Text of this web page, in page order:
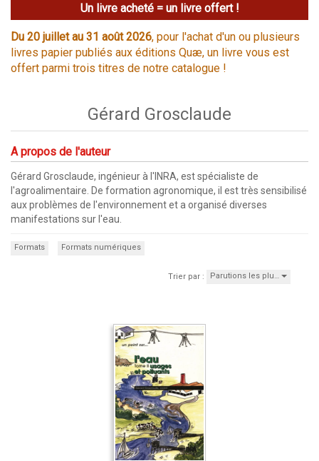
Un livre acheté = un livre offert !
Du 20 juillet au 31 août 2026, pour l'achat d'un ou plusieurs
livres papier publiés aux éditions Quæ, un livre vous est
offert parmi trois titres de notre catalogue !
Gérard Grosclaude
A propos de l'auteur
Gérard Grosclaude, ingénieur à l'INRA, est spécialiste de
l'agroalimentaire. De formation agronomique, il est très sensibilisé
aux problèmes de l'environnement et a organisé diverses
manifestations sur l'eau.
Formats Formats numériques
Trier par : Parutions les plu…